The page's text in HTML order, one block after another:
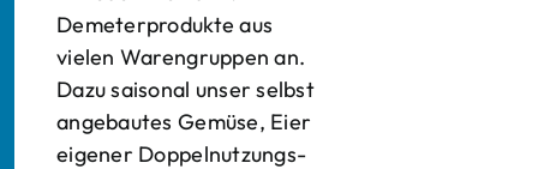
Demeterprodukte aus
vielen Warengruppen an.
Dazu saisonal unser selbst
angebautes Gemüse, Eier
eigener Doppelnutzungs-